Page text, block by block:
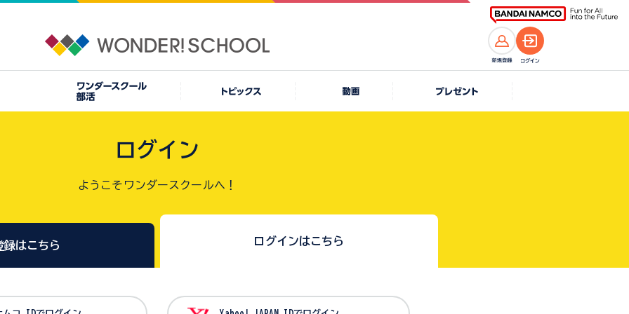
ログイン
ようこそワンダースクールへ！
録はこちら ログインはこちら